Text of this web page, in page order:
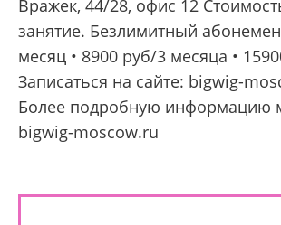
Вражек, 44/28, офис 12
занятие. Безлимитный
месяц • 8900 руб/3 месяца •
Записаться на сайте: bigwig-
Более подробную информацию
bigwig-moscow.ru